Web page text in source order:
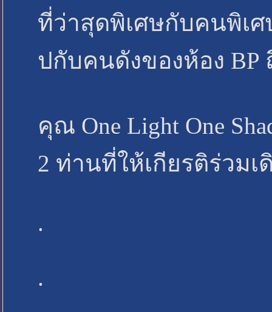
ที่ว่าสุดพิเศษกับคนพิเศ
ปกับคนดังของห้อง BP
คุณ One Light One
2 ท่านที่ให้เกียรติร่วม
.
.